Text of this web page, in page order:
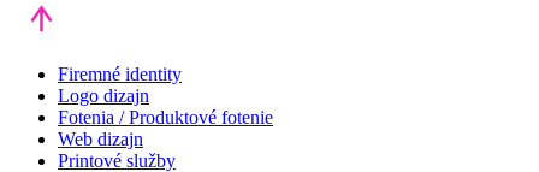
Firemné identity
Logo dizajn
Fotenia / Produktové fotenie
Web dizajn
Printové služby